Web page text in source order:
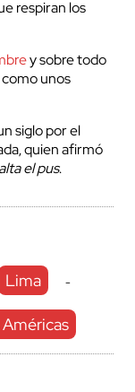
respiran los
y sobre todo
unos
siglo por el
quien afirmó
el pus.
Lima -